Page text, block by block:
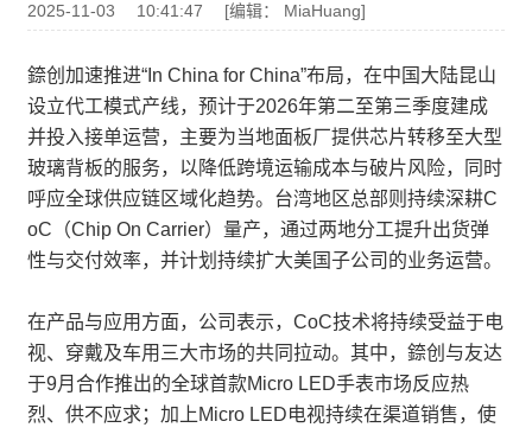
2025-11-03 10:41:47 [编辑： MiaHuang]
錼创加速推进“In China for China”布局，在中国大陆昆山
设立代工模式产线，预计于2026年第二至第三季度建成
并投入接单运营，主要为当地面板厂提供芯片转移至大型
玻璃背板的服务，以降低跨境运输成本与破片风险，同时
呼应全球供应链区域化趋势。台湾地区总部则持续深耕C
oC（Chip On Carrier）量产，通过两地分工提升出货弹
性与交付效率，并计划持续扩大美国子公司的业务运营。
在产品与应用方面，公司表示，CoC技术将持续受益于电
视、穿戴及车用三大市场的共同拉动。其中，錼创与友达
于9月合作推出的全球首款Micro LED手表市场反应热
烈、供不应求；加上Micro LED电视持续在渠道销售，使